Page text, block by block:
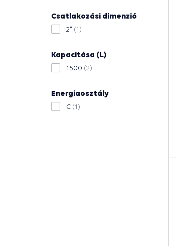
Csatlakozási dimenzió
2" (1)
Kapacitása (L)
1500 (2)
Energiaosztály
C (1)